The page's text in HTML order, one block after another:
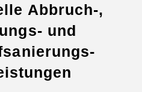
Abbruch-,
und